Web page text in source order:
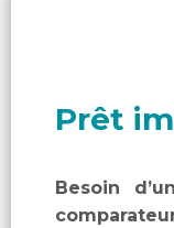
Prêt
Besoin